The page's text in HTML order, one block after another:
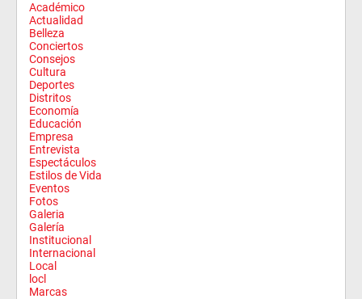
Académico
Actualidad
Belleza
Conciertos
Consejos
Cultura
Deportes
Distritos
Economía
Educación
Empresa
Entrevista
Espectáculos
Estilos de Vida
Eventos
Fotos
Galeria
Galería
Institucional
Internacional
Local
locl
Marcas